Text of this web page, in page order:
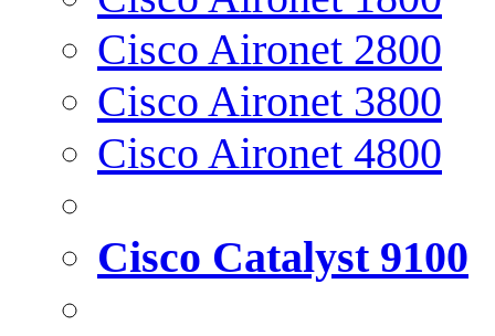
Cisco Aironet 2800
Cisco Aironet 3800
Cisco Aironet 4800
Cisco Catalyst 9100